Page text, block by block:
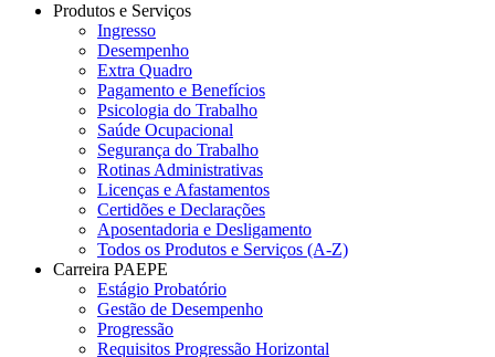
Produtos e Serviços
Ingresso
Desempenho
Extra Quadro
Pagamento e Benefícios
Psicologia do Trabalho
Saúde Ocupacional
Segurança do Trabalho
Rotinas Administrativas
Licenças e Afastamentos
Certidões e Declarações
Aposentadoria e Desligamento
Todos os Produtos e Serviços (A-Z)
Carreira PAEPE
Estágio Probatório
Gestão de Desempenho
Progressão
Requisitos Progressão Horizontal